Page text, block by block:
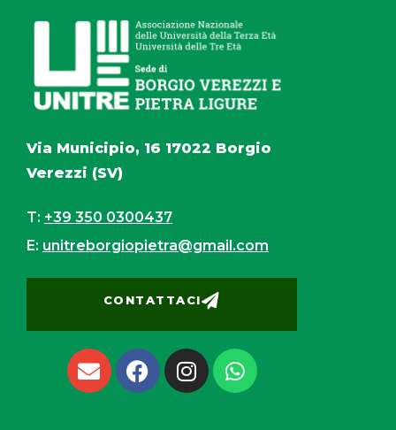
Via Municipio, 16 17022 Borgio
Verezzi (SV)
T: +39 350 0300437
E: unitreborgiopietra@gmail.com
CONTATTACI